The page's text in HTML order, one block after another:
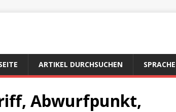
ARTIKEL DURCHSUCHEN SPRACHE
Abwurfpunkt,